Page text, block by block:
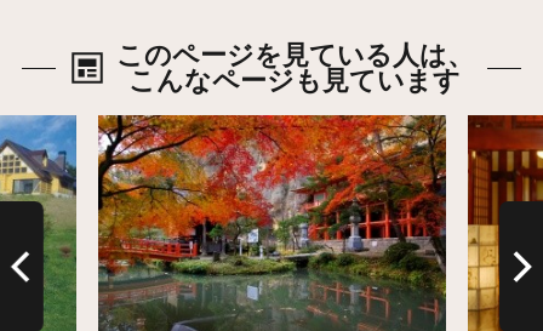
このページを見ている人は、
こんなページも見ています
詳細はこちら 詳細は